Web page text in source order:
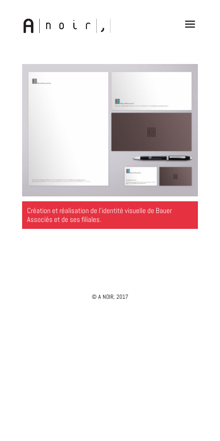
Création et réalisation de l’identité visuelle de Bauer
Associés et de ses filiales.
© A NOIR, 2017